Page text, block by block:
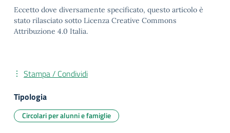
Eccetto dove diversamente specificato, questo articolo è
stato rilasciato sotto Licenza Creative Commons
Attribuzione 4.0 Italia.
Stampa / Condividi
Tipologia
Circolari per alunni e famiglie